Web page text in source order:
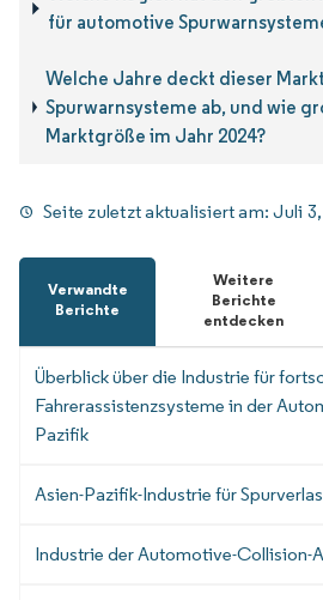
für automotive
Welche Jahre deckt dieser
Spurwarnsysteme ab, und wie
Marktgröße im Jahr 2024?
Seite zuletzt aktualisiert am:Juli
Verwandte
Berichte
Weitere
Berichte
entdecken
Überblick über die Industrie für
Fahrerassistenzsysteme in der
Pazifik
Asien-Pazifik-Industrie für
Industrie der Automotive-Collision-